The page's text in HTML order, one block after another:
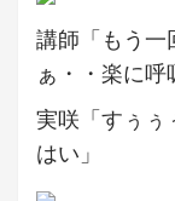
講師「もう一
ぁ・・楽に呼
実咲「すぅぅ
はい」